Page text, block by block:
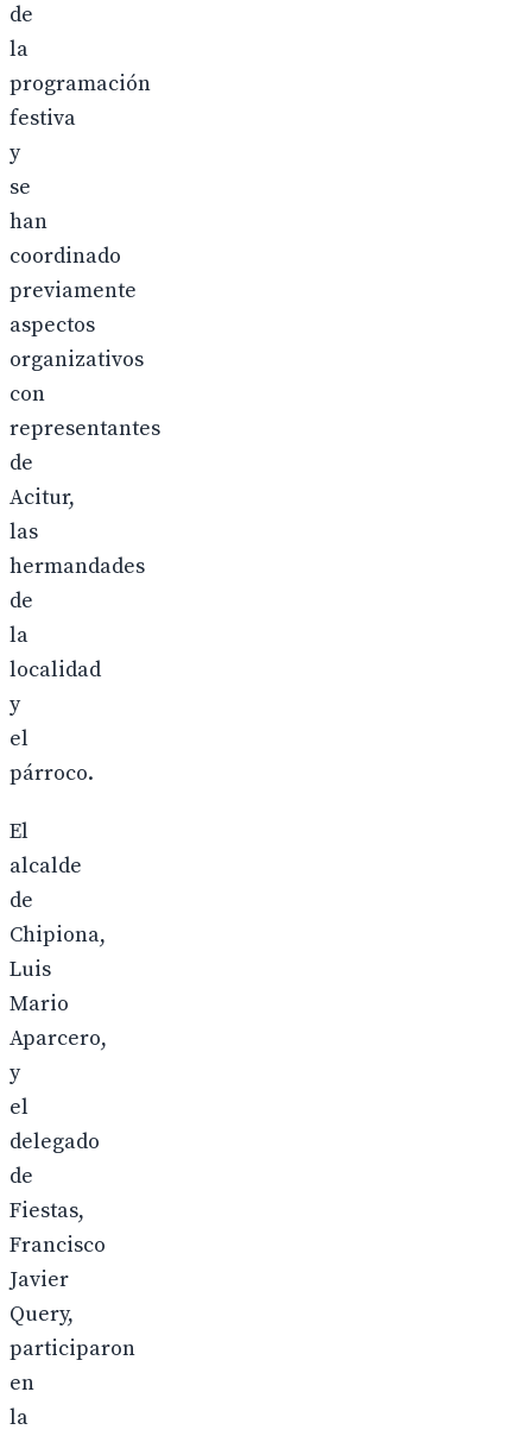
de
la
programación
festiva
y
se
han
coordinado
previamente
aspectos
organizativos
con
representantes
de
Acitur,
las
hermandades
de
la
localidad
y
el
párroco.
El
alcalde
de
Chipiona,
Luis
Mario
Aparcero,
y
el
delegado
de
Fiestas,
Francisco
Javier
Query,
participaron
en
la